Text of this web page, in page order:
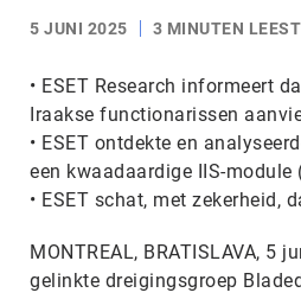
5 JUNI 2025 3 MINUTEN
• ESET Research informeert
Iraakse functionarissen
• ESET ontdekte en
een kwaadaardige IIS-
• ESET schat, met zekerheid,
MONTREAL, BRATISLAVA, 5
gelinkte dreigingsgroep